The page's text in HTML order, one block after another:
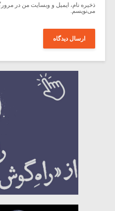
ذخیره نام، ایمیل و وبسایت من در
می‌نویسم.